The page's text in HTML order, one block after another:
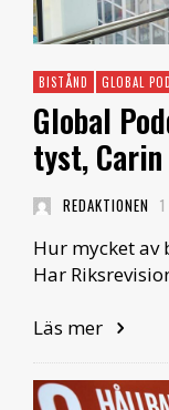
BISTÅND GLOBAL
Global
tyst,
REDAKTIONEN
Hur mycket av
Har
Läs mer